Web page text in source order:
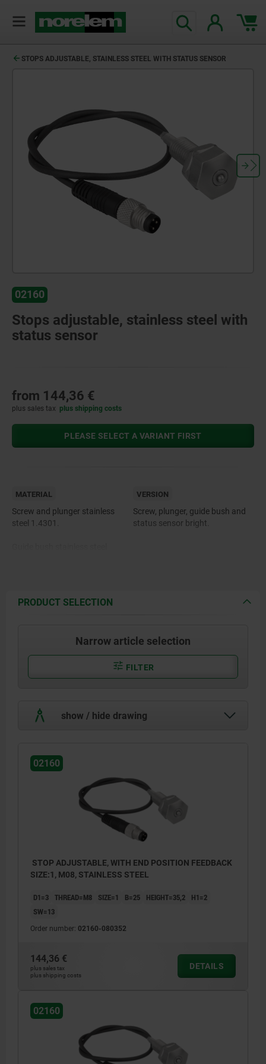
STOPS ADJUSTABLE, STAINLESS STEEL WITH STATUS SENSOR
02160
Stops adjustable, stainless steel with
status sensor
from 144,36 €
plus sales tax plus shipping costs
PLEASE SELECT A VARIANT FIRST
MATERIAL
Screw and plunger stainless
steel 1.4301.
VERSION
Screw, plunger, guide bush and
status sensor bright.
PRODUCT SELECTION
Narrow article selection
FILTER
show / hide drawing
02160
STOP ADJUSTABLE, WITH END POSITION FEEDBACK
SIZE:1, M08, STAINLESS STEEL
D1=3 THREAD=M8 SIZE=1 B=25 HEIGHT=35,2
H1=2
SW=13
Order number: 02160-080352
144,36 €
plus sales tax
plus shipping costs
DETAILS
02160